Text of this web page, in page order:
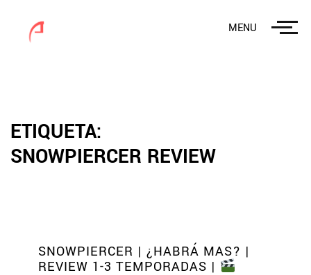
MENU
ETIQUETA:
SNOWPIERCER REVIEW
SNOWPIERCER | ¿HABRÁ MAS? |
REVIEW 1-3 TEMPORADAS |